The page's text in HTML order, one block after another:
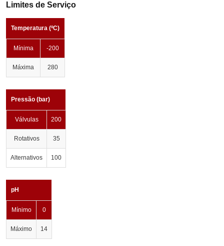
Limites de Serviço
Temperatura (ºC)
Mínima -200
Máxima 280
Pressão (bar)
Válvulas 200
Rotativos 35
Alternativos 100
pH
Mínimo 0
Máximo 14